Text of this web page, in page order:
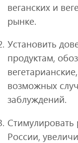
веганских и
рынке.
Установить
продуктам,
возможных
заблуждений.
Стимулировать
России,